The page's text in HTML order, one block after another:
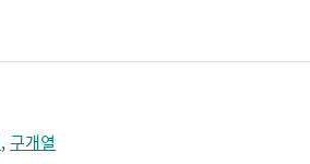
,구개열